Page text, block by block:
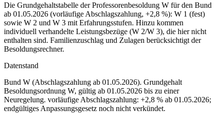
Die Grundgehaltstabelle der Professorenbesoldung W für den Bund
ab 01.05.2026 (vorläufige Abschlagszahlung, +2,8 %): W 1 (fest)
sowie W 2 und W 3 mit Erfahrungsstufen. Hinzu kommen
individuell verhandelte Leistungsbezüge (W 2/W 3), die hier nicht
enthalten sind. Familienzuschlag und Zulagen berücksichtigt der
Besoldungsrechner.
Datenstand
Bund W (Abschlagszahlung ab 01.05.2026). Grundgehalt
Besoldungsordnung W, gültig ab 01.05.2026 bis zu einer
Neuregelung. vorläufige Abschlagszahlung: +2,8 % ab 01.05.2026;
endgültiges Anpassungsgesetz noch nicht verkündet.